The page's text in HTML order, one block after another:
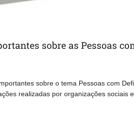
sobre as Pessoas
sobre o tema Pessoas com
realizadas por organizações sociais